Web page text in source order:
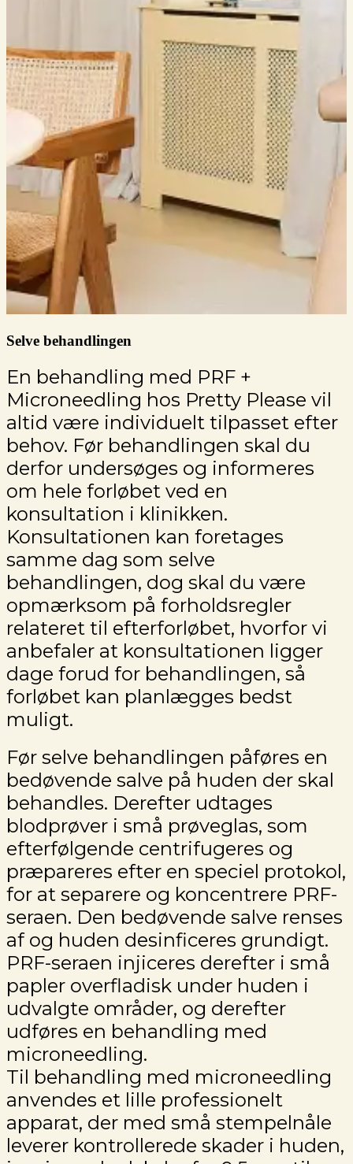
Selve behandlingen
En behandling med PRF +
Microneedling hos Pretty Please vil
altid være individuelt tilpasset efter
behov. Før behandlingen skal du
derfor undersøges og informeres
om hele forløbet ved en
konsultation i klinikken.
Konsultationen kan foretages
samme dag som selve
behandlingen, dog skal du være
opmærksom på forholdsregler
relateret til efterforløbet, hvorfor vi
anbefaler at konsultationen ligger
dage forud for behandlingen, så
forløbet kan planlægges bedst
muligt.
Før selve behandlingen påføres en
bedøvende salve på huden der skal
behandles. Derefter udtages
blodprøver i små prøveglas, som
efterfølgende centrifugeres og
præpareres efter en speciel protokol,
for at separere og koncentrere PRF-
seraen. Den bedøvende salve renses
af og huden desinficeres grundigt.
PRF-seraen injiceres derefter i små
papler overfladisk under huden i
udvalgte områder, og derefter
udføres en behandling med
microneedling.
Til behandling med microneedling
anvendes et lille professionelt
apparat, der med små stempelnåle
leverer kontrollerede skader i huden,